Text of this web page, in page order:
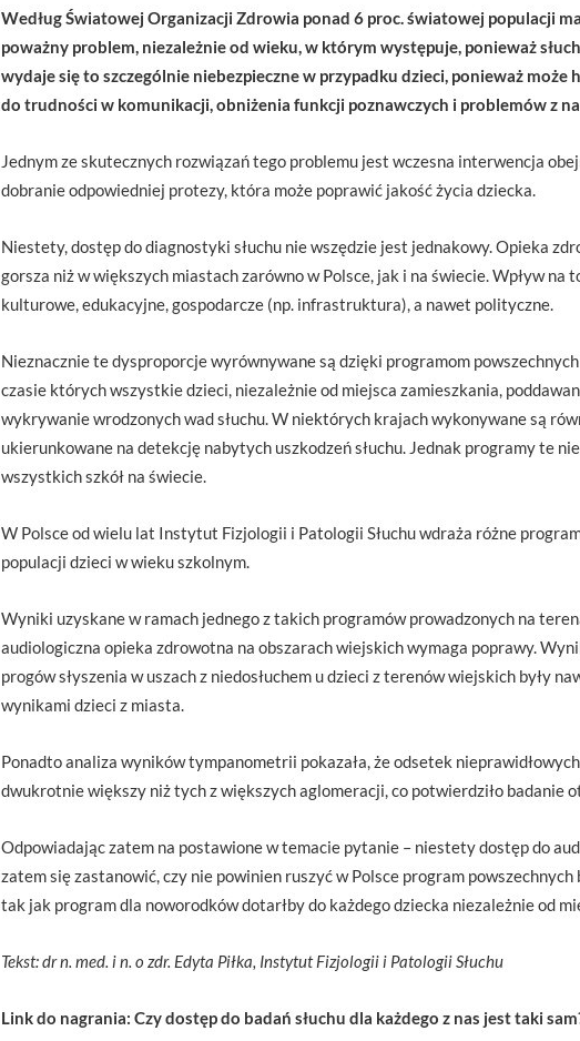
Według Światowej Organizacji Zdrowia ponad 6 proc. światowej populacji
poważny problem, niezależnie od wieku, w którym występuje, ponieważ
wydaje się to szczególnie niebezpieczne w przypadku dzieci, ponieważ
do trudności w komunikacji, obniżenia funkcji poznawczych i problemów z
Jednym ze skutecznych rozwiązań tego problemu jest wczesna interwencja
dobranie odpowiedniej protezy, która może poprawić jakość życia dziecka.
Niestety, dostęp do diagnostyki słuchu nie wszędzie jest jednakowy. Opieka
gorsza niż w większych miastach zarówno w Polsce, jak i na świecie. Wpływ na
kulturowe, edukacyjne, gospodarcze (np. infrastruktura), a nawet polityczne.
Nieznacznie te dysproporcje wyrównywane są dzięki programom
czasie których wszystkie dzieci, niezależnie od miejsca zamieszkania,
wykrywanie wrodzonych wad słuchu. W niektórych krajach wykonywane są
ukierunkowane na detekcję nabytych uszkodzeń słuchu. Jednak programy te
wszystkich szkół na świecie.
W Polsce od wielu lat Instytut Fizjologii i Patologii Słuchu wdraża różne
populacji dzieci w wieku szkolnym.
Wyniki uzyskane w ramach jednego z takich programów prowadzonych na
audiologiczna opieka zdrowotna na obszarach wiejskich wymaga poprawy.
progów słyszenia w uszach z niedosłuchem u dzieci z terenów wiejskich były
wynikami dzieci z miasta.
Ponadto analiza wyników tympanometrii pokazała, że odsetek
dwukrotnie większy niż tych z większych aglomeracji, co potwierdziło badanie
Odpowiadając zatem na postawione w temacie pytanie – niestety dostęp do
zatem się zastanowić, czy nie powinien ruszyć w Polsce program
tak jak program dla noworodków dotarłby do każdego dziecka niezależnie od
Tekst: dr n. med. i n. o zdr. Edyta Piłka, Instytut Fizjologii i Patologii Słuchu
Link do nagrania: Czy dostęp do badań słuchu dla każdego z nas jest taki